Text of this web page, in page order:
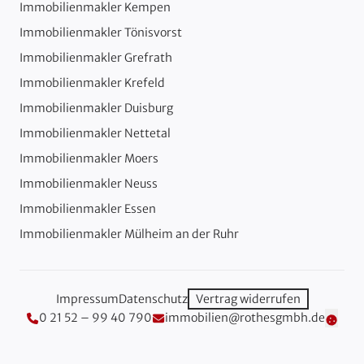
Immobilienmakler Kempen
Immobilienmakler Tönisvorst
Immobilienmakler Grefrath
Immobilienmakler Krefeld
Immobilienmakler Duisburg
Immobilienmakler Nettetal
Immobilienmakler Moers
Immobilienmakler Neuss
Immobilienmakler Essen
Immobilienmakler Mülheim an der Ruhr
ImpressumDatenschutz Vertrag widerrufen
0 21 52 – 99 40 790
immobilien@rothesgmbh.de